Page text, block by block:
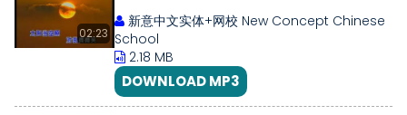
02:23
新意中文实体+网校 New Concept Chinese
School
2.18 MB
DOWNLOAD MP3